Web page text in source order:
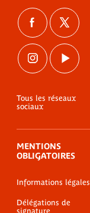
Tous les réseaux
sociaux
MENTIONS
OBLIGATOIRES
Informations légales
Délégations de
signature